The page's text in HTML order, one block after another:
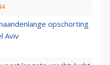
opschorting
Aviv